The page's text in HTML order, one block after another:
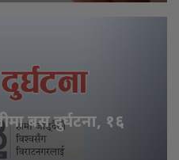
बस दुर्घटना, १६